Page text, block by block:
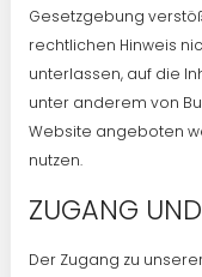
Gesetzgebung
rechtlichen Hinweis
unterlassen, auf die
unter anderem von
Website angeboten
nutzen.
ZUGANG
Der Zugang zu